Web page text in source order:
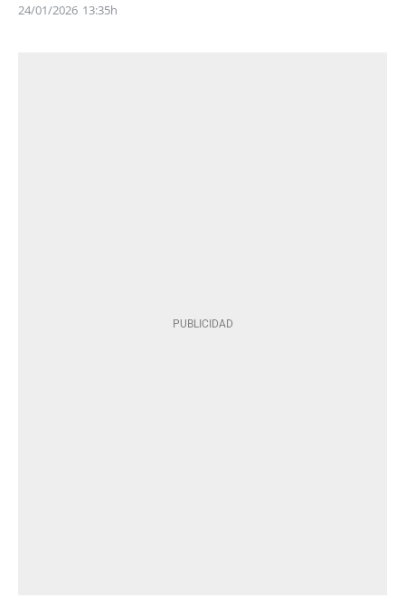
24/01/2026 13:35h